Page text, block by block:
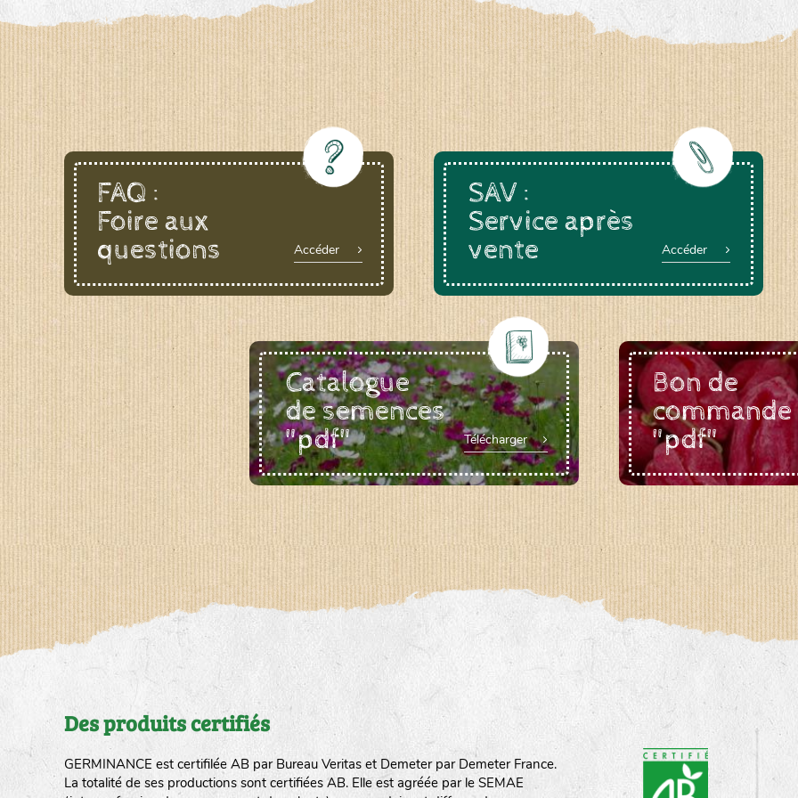
LE BIAU GERME (LBG)
www.biaugerme.com
SATIVA RHEINAU (SAD)
www.sativa-rheinau.ch
SEMAILLES (SEM)
www.semaille.com
FAQ :
Foire aux
questions
Accéder
SAV :
Service après
vente
Accéder
Catalogue
de semences
"pdf"
Télécharger
Bon de
commande
"pdf"
Des produits certifiés
GERMINANCE est certifilée AB par Bureau Veritas et Demeter par Demeter France.
La totalité de ses productions sont certifiées AB. Elle est agréée par le SEMAE